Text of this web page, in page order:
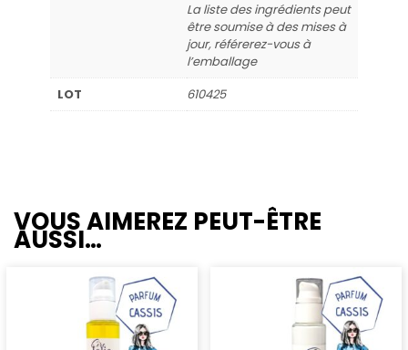
La liste des ingrédients peut
être soumise à des mises à
jour, référerez-vous à
l’emballage
LOT
610425
VOUS AIMEREZ PEUT-ÊTRE
AUSSI…